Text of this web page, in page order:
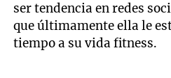
ser tendencia en redes
que últimamente ella le
tiempo a su vida fitness.